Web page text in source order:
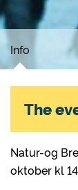
Info
Natur-og
oktober kl
The